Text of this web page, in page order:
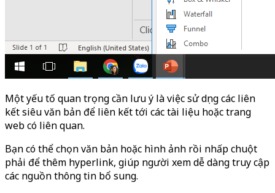
Một yếu tố quan trọng cần lưu ý là việc sử dụng các liên
kết siêu văn bản để liên kết tới các tài liệu hoặc trang
web có liên quan.
Bạn có thể chọn văn bản hoặc hình ảnh rồi nhấp chuột
phải để thêm hyperlink, giúp người xem dễ dàng truy cập
các nguồn thông tin bổ sung.